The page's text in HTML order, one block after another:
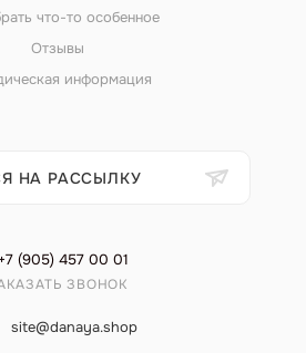
что-то особенное
Отзывы
информация
НА РАССЫЛКУ
+7 (905) 457 00 01
ЗВОНОК
site@danaya.shop